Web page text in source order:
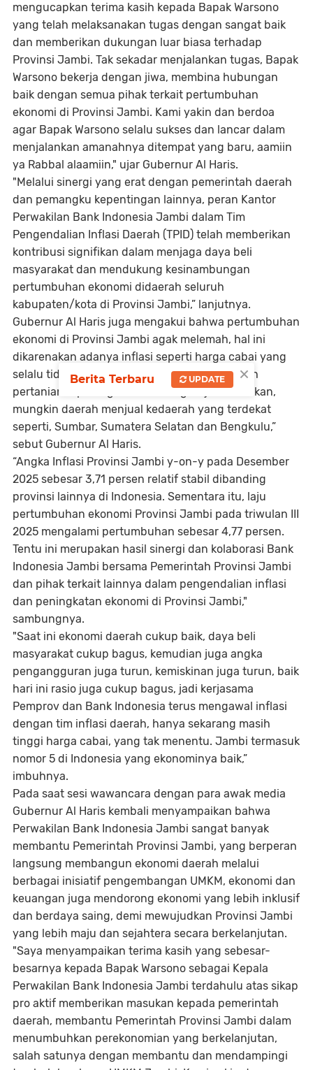
mengucapkan terima kasih kepada Bapak Warsono
yang telah melaksanakan tugas dengan sangat baik
dan memberikan dukungan luar biasa terhadap
Provinsi Jambi. Tak sekadar menjalankan tugas, Bapak
Warsono bekerja dengan jiwa, membina hubungan
baik dengan semua pihak terkait pertumbuhan
ekonomi di Provinsi Jambi. Kami yakin dan berdoa
agar Bapak Warsono selalu sukses dan lancar dalam
menjalankan amanahnya ditempat yang baru, aamiin
ya Rabbal alaamiin," ujar Gubernur Al Haris.
"Melalui sinergi yang erat dengan pemerintah daerah
dan pemangku kepentingan lainnya, peran Kantor
Perwakilan Bank Indonesia Jambi dalam Tim
Pengendalian Inflasi Daerah (TPID) telah memberikan
kontribusi signifikan dalam menjaga daya beli
masyarakat dan mendukung kesinambungan
pertumbuhan ekonomi didaerah seluruh
kabupaten/kota di Provinsi Jambi,” lanjutnya.
Gubernur Al Haris juga mengakui bahwa pertumbuhan
ekonomi di Provinsi Jambi agak melemah, hal ini
dikarenakan adanya inflasi seperti harga cabai yang
selalu tidak menentu. “Kita tahu Kerinci daerah
pertanian tapi harga cabai sering terjadi kenaikan,
mungkin daerah menjual kedaerah yang terdekat
seperti, Sumbar, Sumatera Selatan dan Bengkulu,”
sebut Gubernur Al Haris.
“Angka Inflasi Provinsi Jambi y-on-y pada Desember
2025 sebesar 3,71 persen relatif stabil dibanding
provinsi lainnya di Indonesia. Sementara itu, laju
pertumbuhan ekonomi Provinsi Jambi pada triwulan III
2025 mengalami pertumbuhan sebesar 4,77 persen.
Tentu ini merupakan hasil sinergi dan kolaborasi Bank
Indonesia Jambi bersama Pemerintah Provinsi Jambi
dan pihak terkait lainnya dalam pengendalian inflasi
dan peningkatan ekonomi di Provinsi Jambi,"
sambungnya.
"Saat ini ekonomi daerah cukup baik, daya beli
masyarakat cukup bagus, kemudian juga angka
pengangguran juga turun, kemiskinan juga turun, baik
hari ini rasio juga cukup bagus, jadi kerjasama
Pemprov dan Bank Indonesia terus mengawal inflasi
dengan tim inflasi daerah, hanya sekarang masih
tinggi harga cabai, yang tak menentu. Jambi termasuk
nomor 5 di Indonesia yang ekonominya baik,”
imbuhnya.
Pada saat sesi wawancara dengan para awak media
Gubernur Al Haris kembali menyampaikan bahwa
Perwakilan Bank Indonesia Jambi sangat banyak
membantu Pemerintah Provinsi Jambi, yang berperan
langsung membangun ekonomi daerah melalui
berbagai inisiatif pengembangan UMKM, ekonomi dan
keuangan juga mendorong ekonomi yang lebih inklusif
dan berdaya saing, demi mewujudkan Provinsi Jambi
yang lebih maju dan sejahtera secara berkelanjutan.
"Saya menyampaikan terima kasih yang sebesar-
besarnya kepada Bapak Warsono sebagai Kepala
Perwakilan Bank Indonesia Jambi terdahulu atas sikap
pro aktif memberikan masukan kepada pemerintah
daerah, membantu Pemerintah Provinsi Jambi dalam
menumbuhkan perekonomian yang berkelanjutan,
salah satunya dengan membantu dan mendampingi
×
Berita Terbaru UPDATE